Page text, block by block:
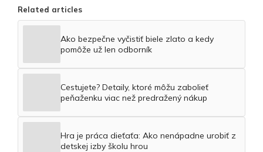
Related articles
Ako bezpečne vyčistiť biele zlato a kedy
pomôže už len odborník
Cestujete? Detaily, ktoré môžu zabolieť
peňaženku viac než predražený nákup
Hra je práca dieťaťa: Ako nenápadne urobiť z
detskej izby školu hrou